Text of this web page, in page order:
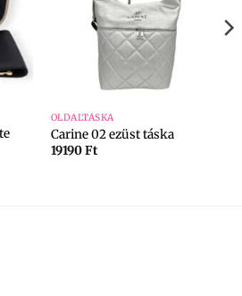
OLDALTÁSKA
Carine 02 ezüst táska
19190Ft